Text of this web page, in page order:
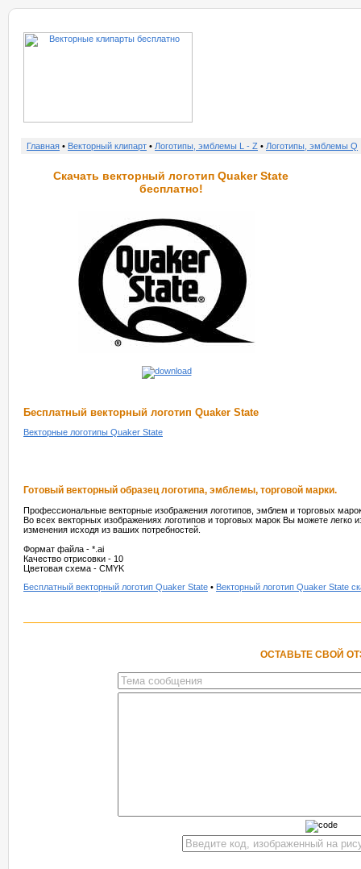
Главная • Векторный клипарт • Логотипы, эмблемы L - Z • Логотипы, эмблемы Q
Скачать векторный логотип Quaker State
бесплатно!
Бесплатный векторный логотип Quaker State
Векторные логотипы Quaker State
Готовый векторный образец логотипа, эмблемы, торговой марки.
Профессиональные векторные изображения логотипов, эмблем и торговых
Во всех векторных изображениях логотипов и торговых марок Вы можете легко
изменения исходя из ваших потребностей.
Формат файла - *.ai
Качество отрисовки - 10
Цветовая схема - CMYK
Бесплатный векторный логотип Quaker State • Векторный логотип Quaker State
ОСТАВЬТЕ СВОЙ